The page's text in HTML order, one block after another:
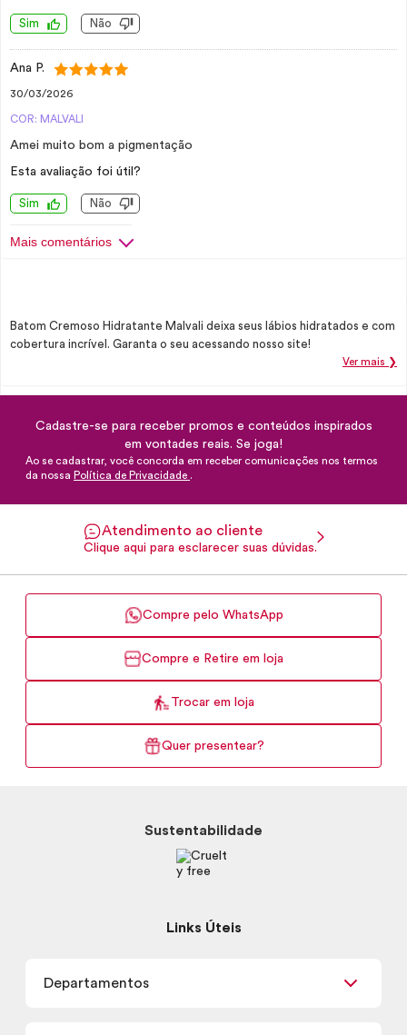
Sim Não
Ana P.
30/03/2026
COR: MALVALI
Amei muito bom a pigmentação
Esta avaliação foi útil?
Sim Não
Mais comentários
Batom Cremoso Hidratante Malvali deixa seus lábios hidratados e com
cobertura incrível. Garanta o seu acessando nosso site!
Ver mais ❯
Cadastre-se para receber promos e conteúdos inspirados
em vontades reais. Se joga!
Ao se cadastrar, você concorda em receber comunicações nos termos
da nossa Política de Privacidade .
Atendimento ao cliente
Clique aqui para esclarecer suas dúvidas.
Compre pelo WhatsApp
Compre e Retire em loja
Trocar em loja
Quer presentear?
Sustentabilidade
Links Úteis
Departamentos